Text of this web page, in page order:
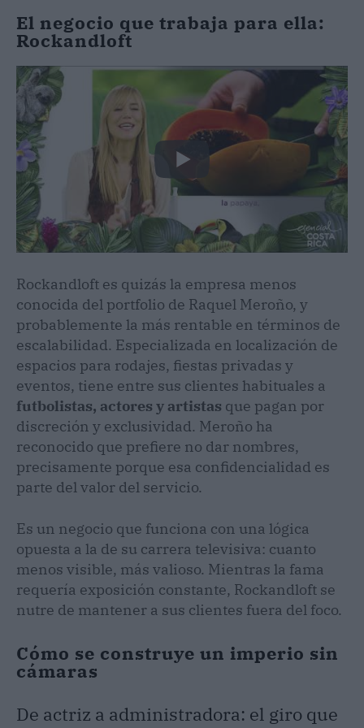
El negocio que trabaja para ella:
Rockandloft
Rockandloft es quizás la empresa menos
conocida del portfolio de Raquel Meroño, y
probablemente la más rentable en términos de
escalabilidad. Especializada en localización de
espacios para rodajes, fiestas privadas y
eventos, tiene entre sus clientes habituales a
futbolistas, actores y artistas que pagan por
discreción y exclusividad. Meroño ha
reconocido que prefiere no dar nombres,
precisamente porque esa confidencialidad es
parte del valor del servicio.
Es un negocio que funciona con una lógica
opuesta a la de su carrera televisiva: cuanto
menos visible, más valioso. Mientras la fama
requería exposición constante, Rockandloft se
nutre de mantener a sus clientes fuera del foco.
Cómo se construye un imperio sin
cámaras
De actriz a administradora: el giro que